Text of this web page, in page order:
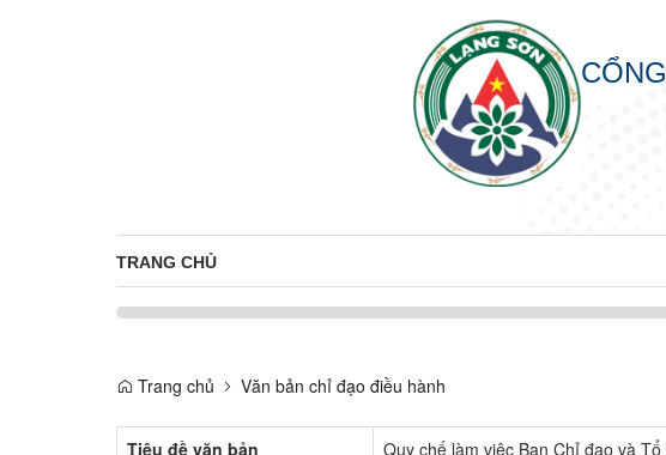
TRANG CHỦ
Trang chủ Văn bản chỉ đạo điều hành
Tiêu đề văn bản
Quy chế làm việc Ban Chỉ đạo và